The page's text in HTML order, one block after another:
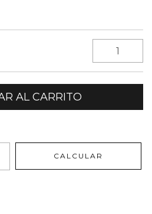
CALCULAR